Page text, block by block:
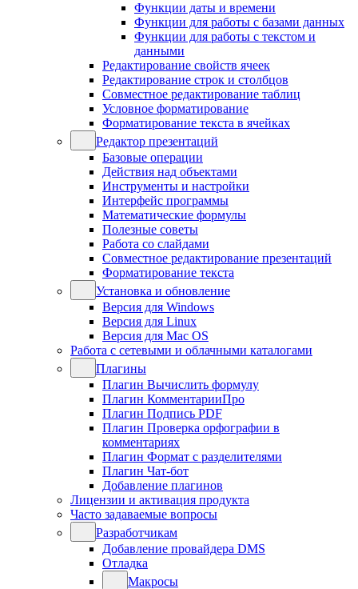
Функции даты и времени
Функции для работы с базами данных
Функции для работы с текстом и
данными
Редактирование свойств ячеек
Редактирование строк и столбцов
Совместное редактирование таблиц
Условное форматирование
Форматирование текста в ячейках
Редактор презентаций
Базовые операции
Действия над объектами
Инструменты и настройки
Интерфейс программы
Математические формулы
Полезные советы
Работа со слайдами
Совместное редактирование презентаций
Форматирование текста
Установка и обновление
Версия для Windows
Версия для Linux
Версия для Mac OS
Работа с сетевыми и облачными каталогами
Плагины
Плагин Вычислить формулу
Плагин КомментарииПро
Плагин Подпись PDF
Плагин Проверка орфографии в
комментариях
Плагин Формат с разделителями
Плагин Чат-бот
Добавление плагинов
Лицензии и активация продукта
Часто задаваемые вопросы
Разработчикам
Добавление провайдера DMS
Отладка
Макросы